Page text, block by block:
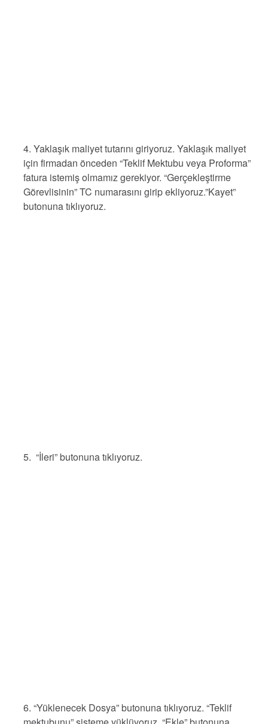
4. Yaklaşık maliyet tutarını giriyoruz. Yaklaşık maliyet
için firmadan önceden “Teklif Mektubu veya Proforma”
fatura istemiş olmamız gerekiyor. “Gerçekleştirme
Görevlisinin” TC numarasını girip ekliyoruz.”Kayet”
butonuna tıklıyoruz.
5. “İleri” butonuna tıklıyoruz.
6. “Yüklenecek Dosya” butonuna tıklıyoruz. “Teklif